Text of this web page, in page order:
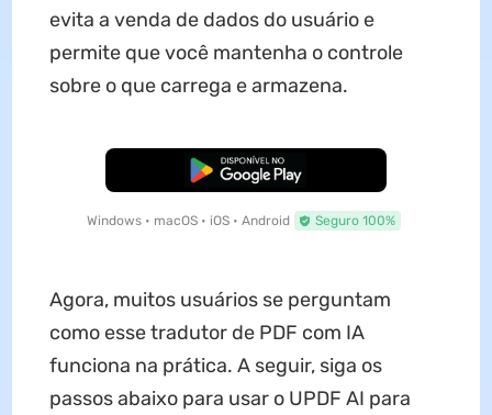
evita a venda de dados do usuário e
permite que você mantenha o controle
sobre o que carrega e armazena.
Baixar Grátis
Windows • macOS • iOS • Android Seguro 100%
Agora, muitos usuários se perguntam
como esse tradutor de PDF com IA
funciona na prática. A seguir, siga os
passos abaixo para usar o UPDF AI para